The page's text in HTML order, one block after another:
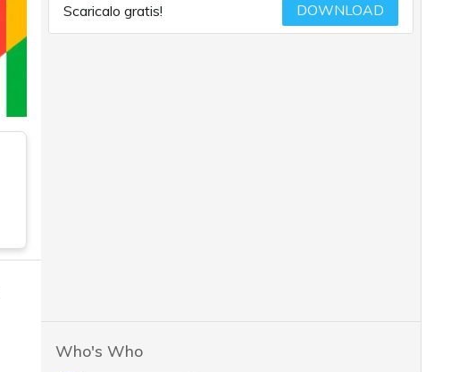
Scaricalo gratis! DOWNLOAD
Who's Who